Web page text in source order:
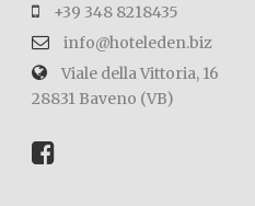
+39 348 8218435
info@hoteleden.biz
Viale della Vittoria, 16
28831 Baveno (VB)